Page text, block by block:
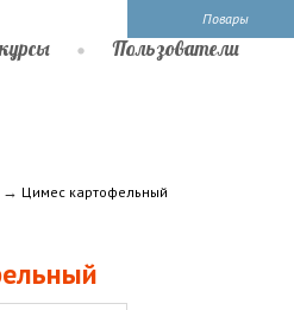
Повары
Пользователи
→ Цимес картофельный